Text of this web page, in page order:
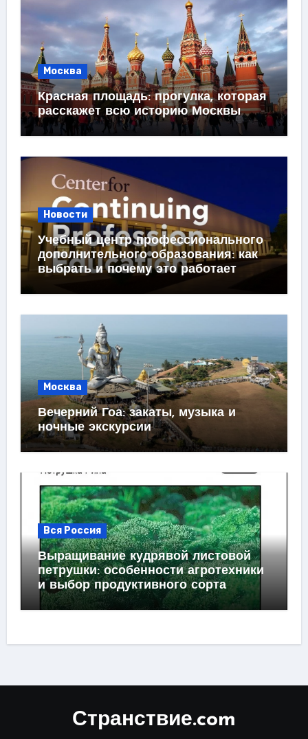
Москва
Красная площадь: прогулка, которая
расскажет всю историю Москвы
Новости
Учебный центр профессионального
дополнительного образования: как
выбрать и почему это работает
Москва
Вечерний Гоа: закаты, музыка и
ночные экскурсии
Вся Россия
Выращивание кудрявой листовой
петрушки: особенности агротехники
и выбор продуктивного сорта
Странствие.com